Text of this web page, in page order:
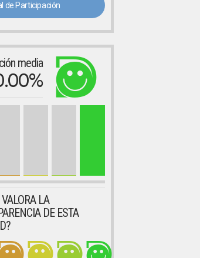
de Participación
media
LA
DE ESTA